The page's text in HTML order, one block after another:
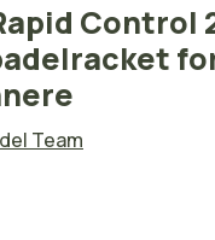
Control
Team